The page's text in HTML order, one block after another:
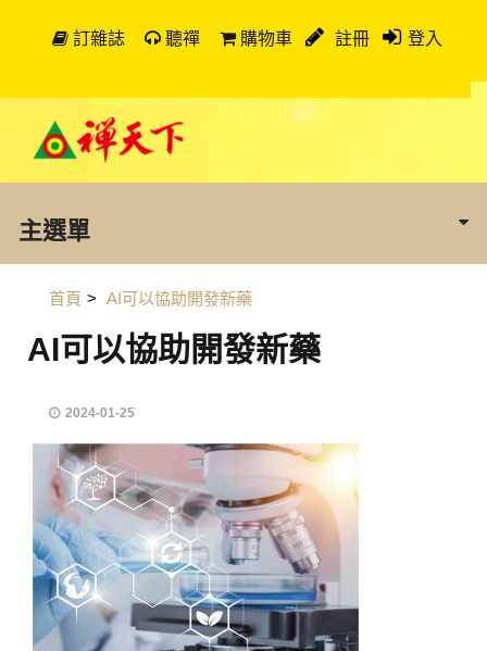
訂雜誌 聽禪 購物車 註冊 登入
主選單
首頁 > AI可以協助開發新藥
AI可以協助開發新藥
2024-01-25